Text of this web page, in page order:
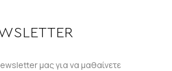
μας για να μαθαίνετε